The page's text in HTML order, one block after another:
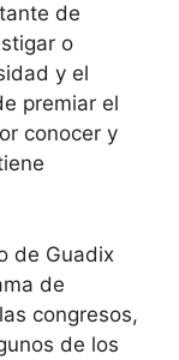
de
o
y el
premiar el
conocer y
de Guadix
de
congresos,
de los